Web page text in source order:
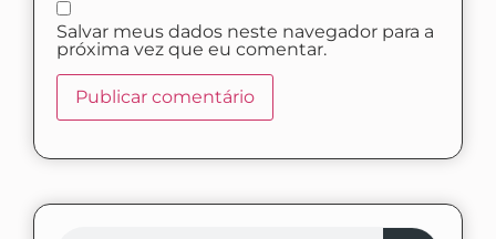
Salvar meus dados neste navegador para a
próxima vez que eu comentar.